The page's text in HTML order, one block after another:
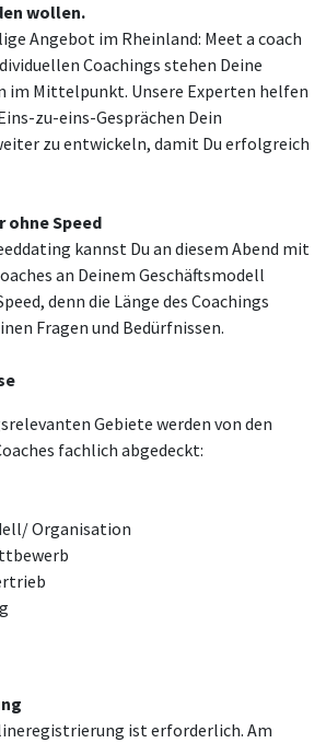
wollen.
Angebot im Rheinland: Meet a coach
Coachings stehen Deine
im Mittelpunkt. Unsere Experten helfen
zu-eins-Gesprächen Dein
zu entwickeln, damit Du erfolgreich
ohne Speed
kannst Du an diesem Abend mit
an Deinem Geschäftsmodell
denn die Länge des Coachings
Fragen und Bedürfnissen.
Gebiete werden von den
fachlich abgedeckt:
Organisation
ist erforderlich. Am